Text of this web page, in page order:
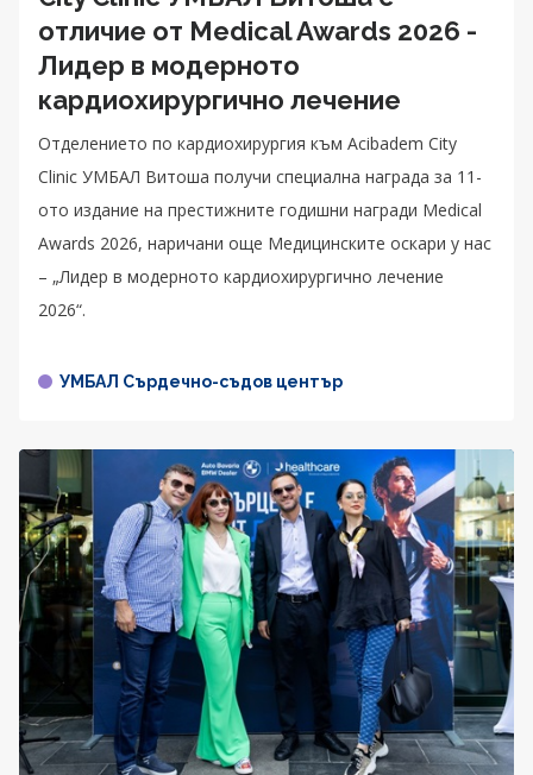
отличие от Medical Awards 2026 -
Лидер в модерното
кардиохирургично лечение
Отделението по кардиохирургия към Acibadem City
Clinic УМБАЛ Витоша получи специална награда за 11-
ото издание на престижните годишни награди Medical
Awards 2026, наричани още Медицинските оскари у нас
– „Лидер в модерното кардиохирургично лечение
2026“.
УМБАЛ Сърдечно-съдов център